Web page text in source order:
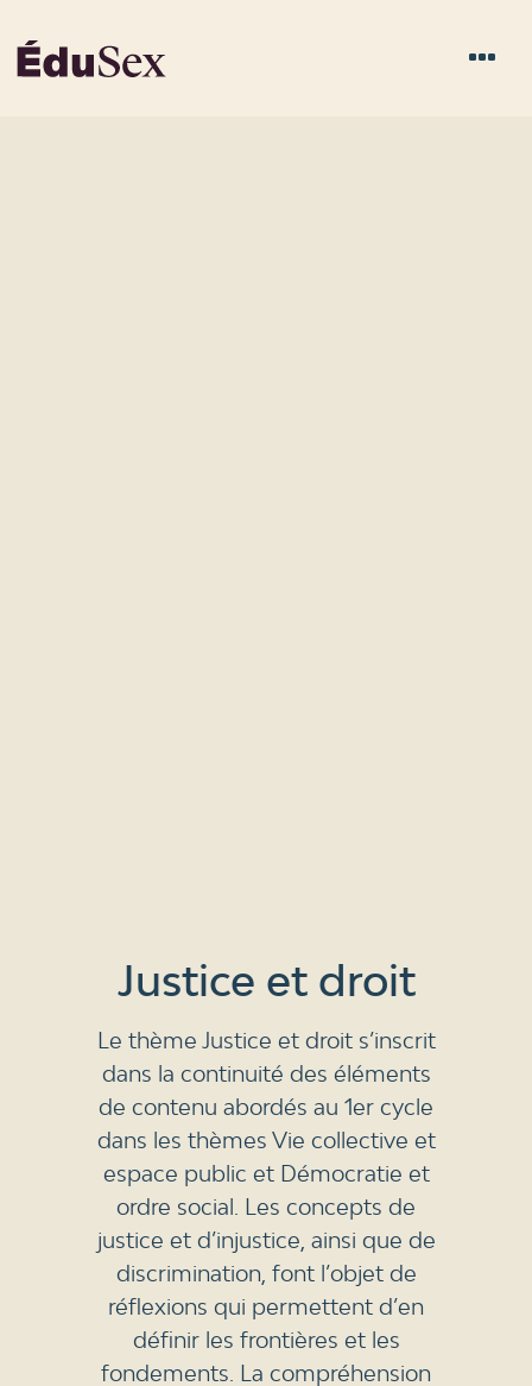
Justice et droit
Le thème Justice et droit s’inscrit
dans la continuité des éléments
de contenu abordés au 1er cycle
dans les thèmes Vie collective et
espace public et Démocratie et
ordre social. Les concepts de
justice et d’injustice, ainsi que de
discrimination, font l’objet de
réflexions qui permettent d’en
définir les frontières et les
fondements. La compréhension